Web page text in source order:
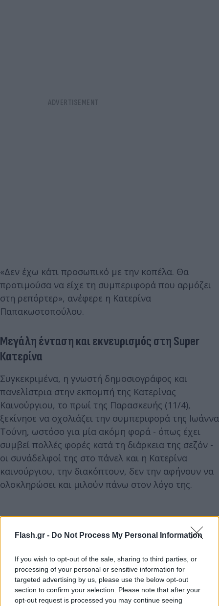
Flash.gr - Do Not Process My Personal Information
If you wish to opt-out of the sale, sharing to third parties, or
processing of your personal or sensitive information for
targeted advertising by us, please use the below opt-out
section to confirm your selection. Please note that after your
opt-out request is processed you may continue seeing
«Δεν έχω κάτι προσωπικό με την κοπέλα. Θα
προτιμούσα να είχε τη συμπεριφορά που αρμόζει
στη ρεπόρτερ», ανέφερε η Κατερίνα
Παπακωστοπούλου.
Μεγάλη ένταση και εκνευρισμός στη Super
Κατερίνα
Συγκεκριμένα, η γνωστή δημοσιογράφος και
πανελίστρια στην εκπομπή της Κατερίνας
Καινούργιου, το πρωί της Παρασκευής (11/4),
ξεκίνησε να σχολιάζει την συμπεριφορά της Ιωάννα
Τούνη, ωστόσο για μία ακόμη φορά - όπως έχει
συμβεί πολλές φορές κατά τη διάρκεια της σεζόν -
οι συνάδελφοί της στο πάνελ και η Κατερίνα
καινούργιου, την διακόπτουν, δεν την αφήνουν να
ολοκληρώσει και μιλούν πάνω στον λόγο της.